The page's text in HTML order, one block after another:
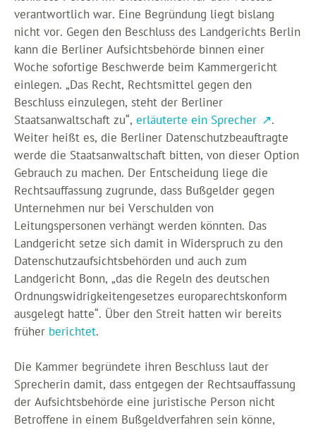
verantwortlich war. Eine Begründung liegt bislang
nicht vor. Gegen den Beschluss des Landgerichts Berlin
kann die Berliner Aufsichtsbehörde binnen einer
Woche sofortige Beschwerde beim Kammergericht
einlegen. „Das Recht, Rechtsmittel gegen den
Beschluss einzulegen, steht der Berliner
Staatsanwaltschaft zu“, erläuterte ein Sprecher
.
Weiter heißt es, die Berliner Datenschutzbeauftragte
werde die Staatsanwaltschaft bitten, von dieser Option
Gebrauch zu machen. Der Entscheidung liege die
Rechtsauffassung zugrunde, dass Bußgelder gegen
Unternehmen nur bei Verschulden von
Leitungspersonen verhängt werden könnten. Das
Landgericht setze sich damit in Widerspruch zu den
Datenschutzaufsichtsbehörden und auch zum
Landgericht Bonn, „das die Regeln des deutschen
Ordnungswidrigkeitengesetzes europarechtskonform
ausgelegt hatte“. Über den Streit hatten wir bereits
früher berichtet.
Die Kammer begründete ihren Beschluss laut der
Sprecherin damit, dass entgegen der Rechtsauffassung
der Aufsichtsbehörde eine juristische Person nicht
Betroffene in einem Bußgeldverfahren sein könne,